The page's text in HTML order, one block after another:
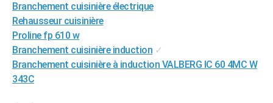
Destinations
City break
Voyage nature
Voyage de noces
Forum
Climat
+PHOTO
GUIDES D'ACHAT
BONS PLANS
Branchement cuisinière électrique
Rehausseur cuisinière
Proline fp 610 w
Branchement cuisinière induction ✓
Branchement cuisinière à induction VALBERG IC 60 4MC W
343C